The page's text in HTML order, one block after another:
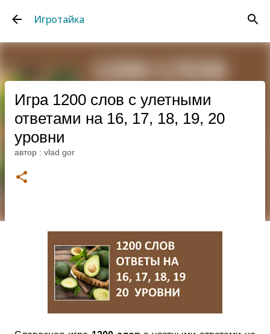
Игротайка
Игра 1200 слов с улетными
ответами на 16, 17, 18, 19, 20
уровни
автор : vlad gor